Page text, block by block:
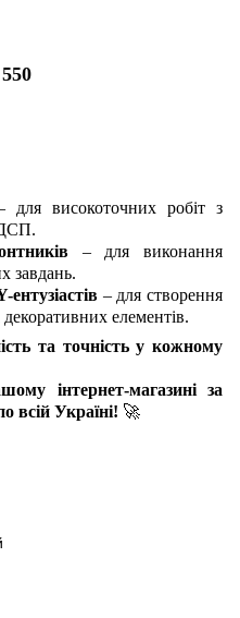
для високоточних робіт з
– для виконання
завдань.
– для створення
елементів.
та точність у кожному
інтернет-магазині за
всій Україні! 🚀